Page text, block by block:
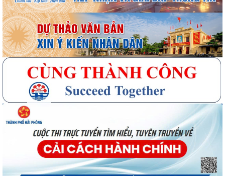
Quyết định số 3095/QĐ-UBND ngày 05/8/2026 của UBND thành phố
Về việc công bố danh mục thủ tục hành...
Quyết định công bố Người phát ngôn xã Vĩnh Hoà
Thông báo đấu giá Quyền sử dụng đất tại thôn Xuân Hùng ( cũ), xã
Vĩnh Hòa, thành phố Hải Phòng.
VI PHẠM HÀNH CHÍNH TRONG LĨNH VỰC ĐẦU TƯ KINH DOANH
Thông báo công nhận kết quả trúng tuyển kỳ tuyển dụng viên chức
giáo viên xã Vĩnh Hòa năm 2026
Quyết định phê duyệt kết quả kỳ thi tuyển dụng viên chức xã Vĩnh Hoà